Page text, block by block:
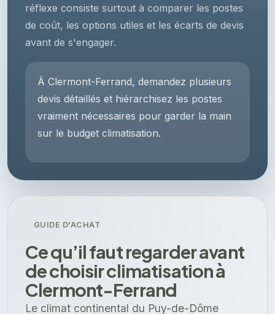
réflexe consiste surtout à comparer les postes
de coût, les options utiles et les écarts de devis
avant de s'engager.
À Clermont-Ferrand, demandez plusieurs
devis détaillés et hiérarchisez les postes
vraiment nécessaires pour garder la main
sur le budget climatisation.
GUIDE D'ACHAT
Ce qu’il faut regarder avant
de choisir climatisation à
Clermont-Ferrand
Le climat continental du Puy-de-Dôme